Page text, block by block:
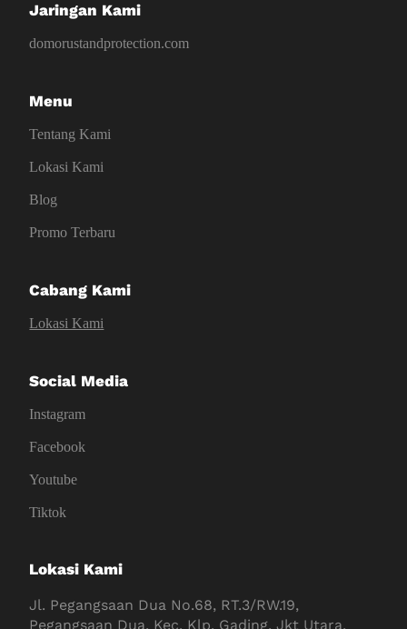
Jaringan Kami
domorustandprotection.com
Menu
Tentang Kami
Lokasi Kami
Blog
Promo Terbaru
Cabang Kami
Lokasi Kami
Social Media
Instagram
Facebook
Youtube
Tiktok
Lokasi Kami
Jl. Pegangsaan Dua No.68, RT.3/RW.19,
Pegangsaan Dua, Kec. Klp. Gading, Jkt Utara,